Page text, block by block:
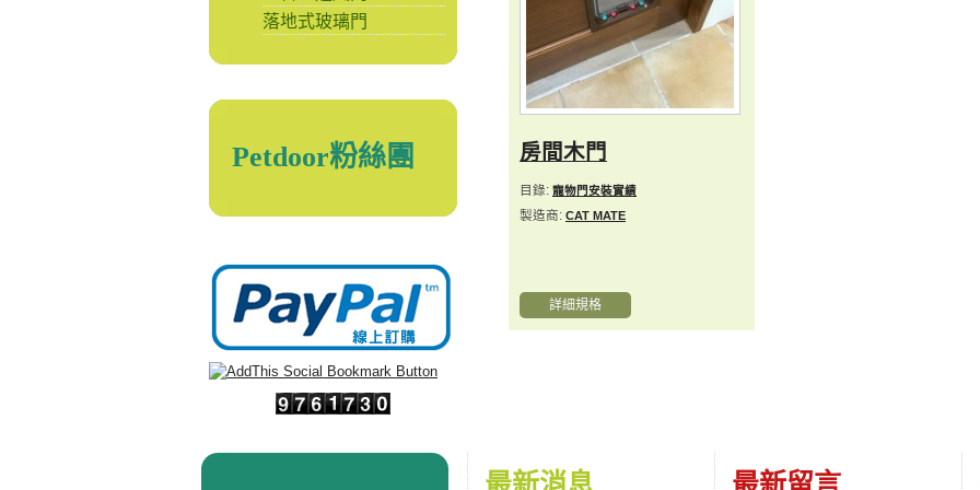
落地式玻璃門
Petdoor粉絲團 房間木門
目錄: 寵物門安裝實績
製造商: CAT MATE
詳細規格
最新消息 最新留言